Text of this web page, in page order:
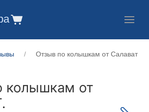
Отзыв по колышкам от Салават
колышкам от